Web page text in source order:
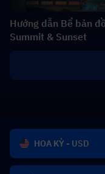
Hướng dẫn Bể bản
Summit & Sunset
HOA KỲ - USD